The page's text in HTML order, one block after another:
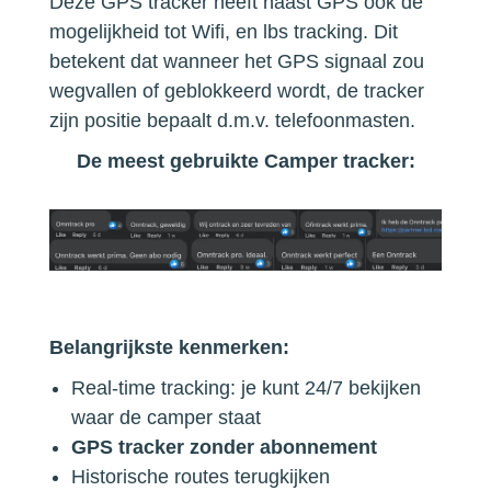
mogelijkheid tot Wifi, en lbs tracking. Dit
betekent dat wanneer het GPS signaal zou
wegvallen of geblokkeerd wordt, de tracker
zijn positie bepaalt d.m.v. telefoonmasten.
De meest gebruikte Camper tracker:
Belangrijkste kenmerken:
Real-time tracking: je kunt 24/7 bekijken
waar de camper staat
GPS tracker zonder abonnement
Historische routes terugkijken